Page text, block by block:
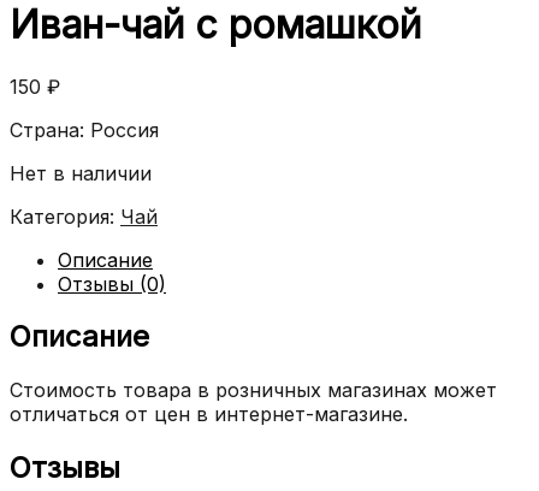
Иван-чай с ромашкой
150 ₽
Страна: Россия
Нет в наличии
Категория: Чай
Описание
Отзывы (0)
Описание
Стоимость товара в розничных магазинах может
отличаться от цен в интернет-магазине.
Отзывы